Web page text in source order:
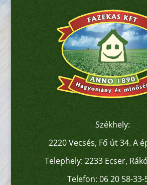
Székhely:
2220 Vecsés, Fő út 34. A
Telephely: 2233 Ecser,
Telefon: 06 20 58-33-